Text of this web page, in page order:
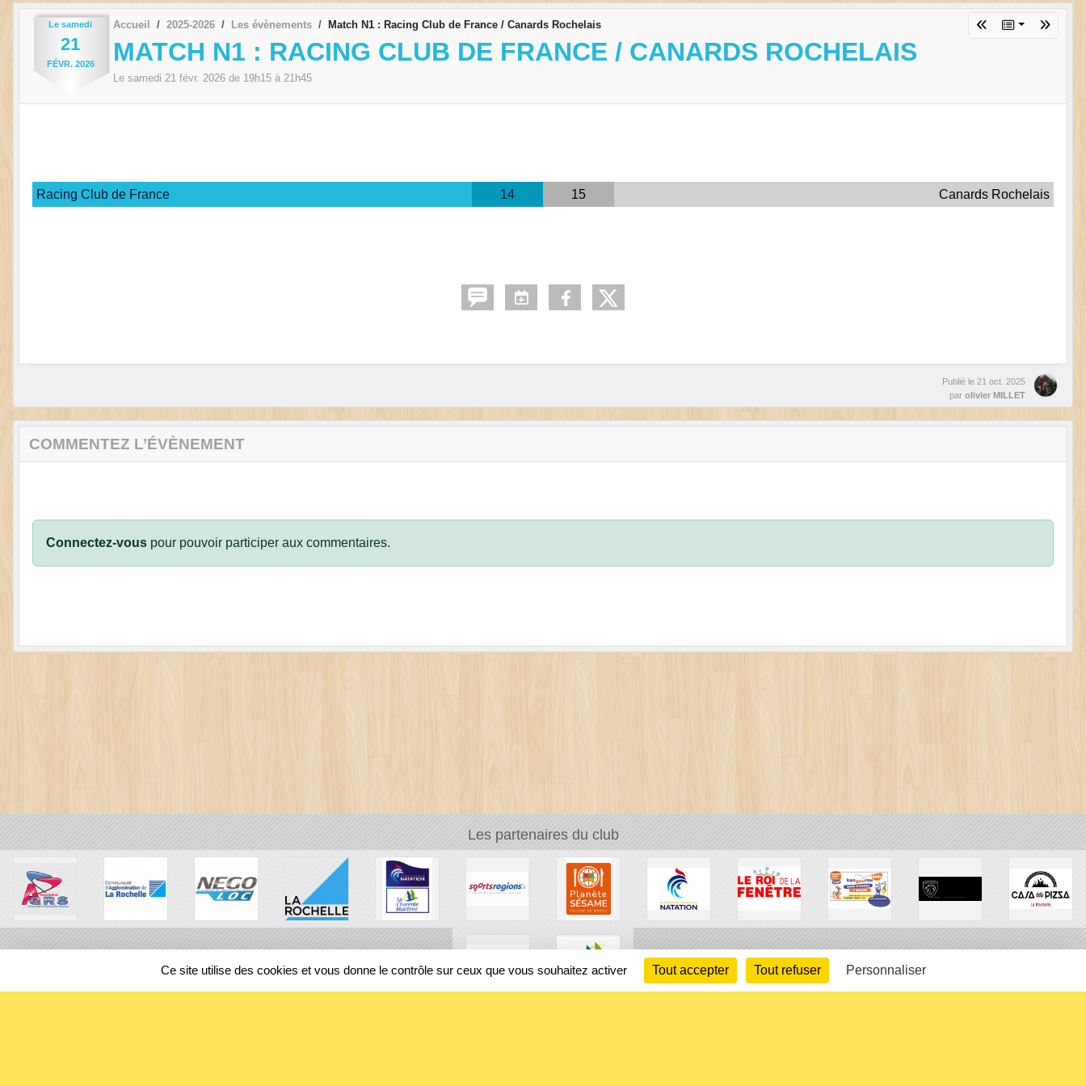
Le samedi
21
FÉVR. 2026
Accueil 2025-2026 Les évènements Match N1 : Racing Club de France / Canards Rochelais
MATCH N1 : RACING CLUB DE FRANCE / CANARDS ROCHELAIS
Le samedi 21 févr. 2026 de 19h15 à 21h45
Racing Club de France 14 15 Canards Rochelais
Publié le 21 oct. 2025
par olivier MILLET
COMMENTEZ L’ÉVÈNEMENT
Connectez-vous pour pouvoir participer aux commentaires.
Les partenaires du club
Ce site utilise des cookies et vous donne le contrôle sur ceux que vous souhaitez activer Tout accepter Tout refuser Personnaliser